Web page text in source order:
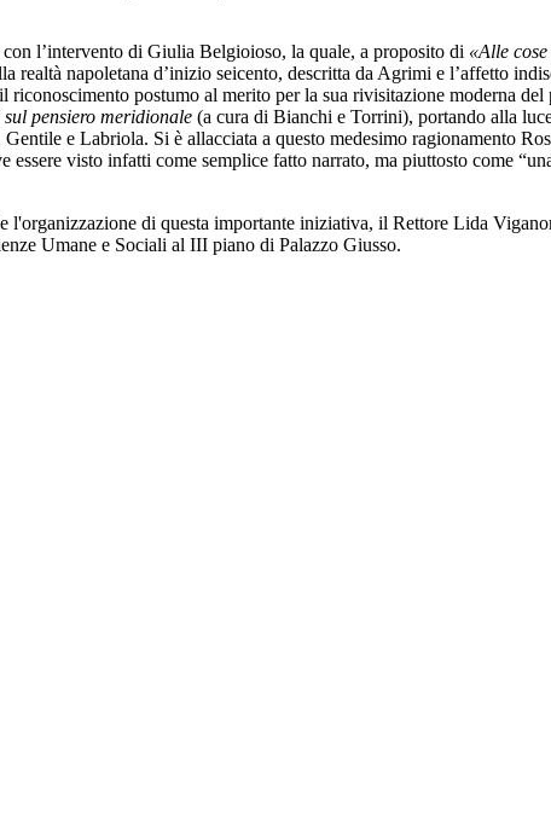
l’intervento di Giulia Belgioioso, la quale, a proposito di «Alle
napoletana d’inizio seicento, descritta da Agrimi e l’affetto
postumo al merito per la sua rivisitazione moderna
pensiero meridionale (a cura di Bianchi e Torrini), portando alla
e Labriola. Si è allacciata a questo medesimo ragionamento
visto infatti come semplice fatto narrato, ma piuttosto come
di questa importante iniziativa, il Rettore Lida
Umane e Sociali al III piano di Palazzo Giusso.